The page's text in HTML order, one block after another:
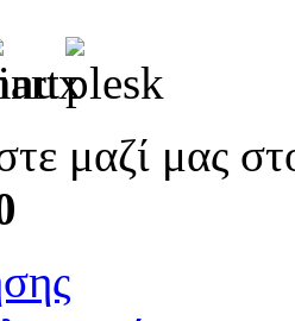
μαζί μας